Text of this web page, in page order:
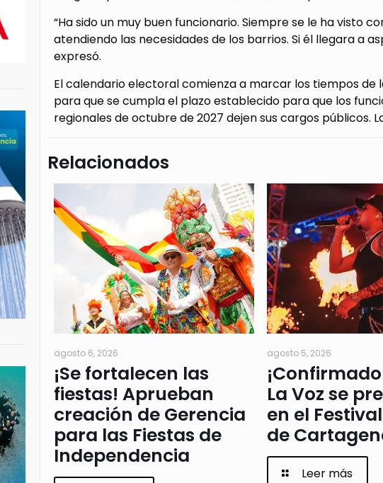
“Ha sido un muy buen funcionario. Siempre se le ha visto
atendiendo las necesidades de los barrios. Si él llegara a
expresó.
El calendario electoral comienza a marcar los tiempos de
para que se cumpla el plazo establecido para que los
regionales de octubre de 2027 dejen sus cargos públicos.
Relacionados
agosto 6, 2026
¡Se fortalecen las
fiestas! Aprueban
creación de Gerencia
para las Fiestas de
Independencia
agosto 5, 2026
La Voz se
en el
de
Leer más